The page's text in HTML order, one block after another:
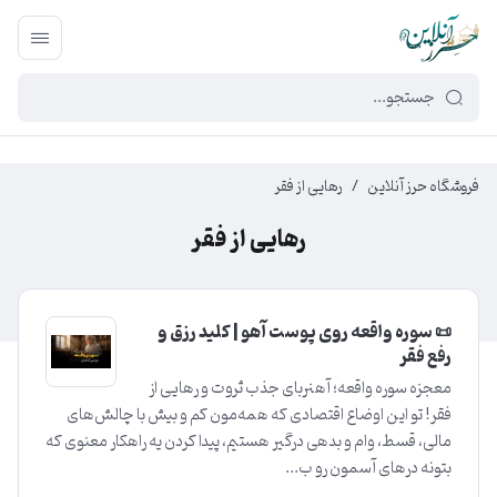
449f43cf-3da2-4422-bb12-2566cb5b8b05
فروشگاه حرز آنلاین / رهایی از فقر
رهایی از فقر
📜 سوره واقعه روی پوست آهو | کلید رزق و
رفع فقر
معجزه سوره واقعه؛ آهنربای جذب ثروت و رهایی از
فقر! تو این اوضاع اقتصادی که همه‌مون کم و بیش با چالش‌های
مالی، قسط، وام و بدهی درگیر هستیم، پیدا کردن یه راهکار معنوی که
بتونه درهای آسمون رو ب...